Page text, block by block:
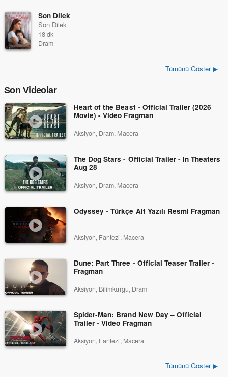
Son Dilek
Son Dilek
18 dk
Dram
Tümünü Göster ▶
Son Videolar
Heart of the Beast - Official Trailer (2026
Movie) - Video Fragman
Aksiyon, Dram, Macera
The Dog Stars - Official Trailer - In Theaters
Aug 28
Aksiyon, Dram, Macera
Odyssey - Türkçe Alt Yazılı Resmi Fragman
Aksiyon, Fantezi, Macera
Dune: Part Three - Official Teaser Trailer -
Fragman
Aksiyon, Bilimkurgu, Dram
Spider-Man: Brand New Day – Official
Trailer - Video Fragman
Aksiyon, Fantezi, Macera
Tümünü Göster ▶